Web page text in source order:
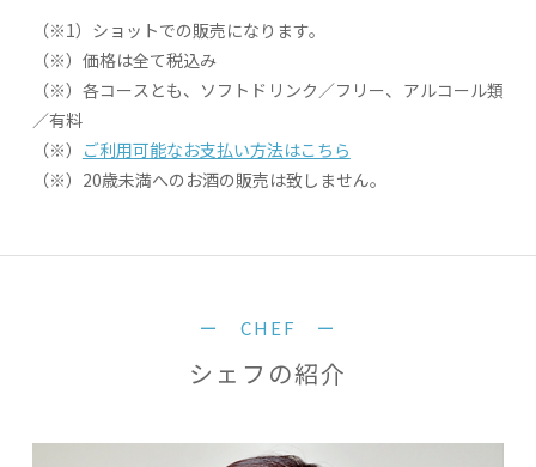
（※1）ショットでの販売になります。
（※）価格は全て税込み
（※）各コースとも、ソフトドリンク／フリー、アルコール類
／有料
（※） ご利用可能なお支払い方法はこちら
（※）20歳未満へのお酒の販売は致しません。
ー CHEF ー
シェフの紹介